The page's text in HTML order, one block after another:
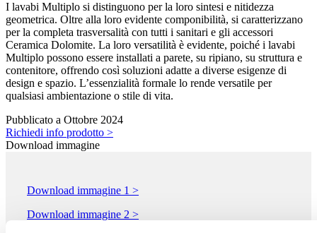
I lavabi Multiplo si distinguono per la loro sintesi e nitidezza
geometrica. Oltre alla loro evidente componibilità, si caratterizzano
per la completa trasversalità con tutti i sanitari e gli accessori
Ceramica Dolomite. La loro versatilità è evidente, poiché i lavabi
Multiplo possono essere installati a parete, su ripiano, su struttura e
contenitore, offrendo così soluzioni adatte a diverse esigenze di
design e spazio. L’essenzialità formale lo rende versatile per
qualsiasi ambientazione o stile di vita.
Pubblicato a Ottobre 2024
Richiedi info prodotto >
Download immagine
Download immagine 1 >
Download immagine 2 >